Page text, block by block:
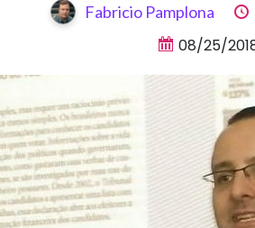
Fabricio Pamplona
08/25/